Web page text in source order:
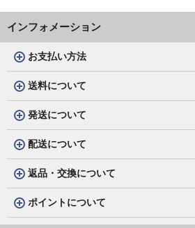
インフォメーション
お支払い方法
送料について
発送について
配送について
返品・交換について
ポイントについて